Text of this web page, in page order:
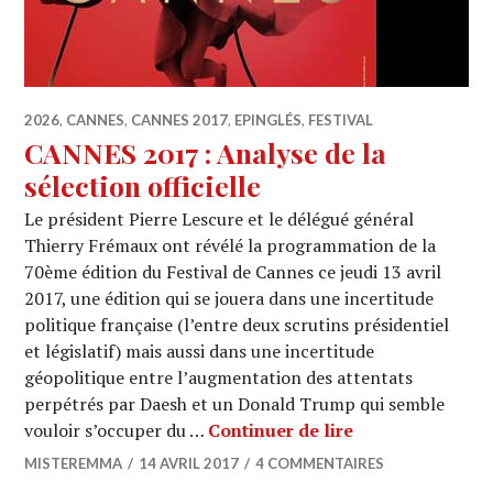
2026, CANNES, CANNES 2017, EPINGLÉS, FESTIVAL
CANNES 2017 : Analyse de la
sélection officielle
Le président Pierre Lescure et le délégué général
Thierry Frémaux ont révélé la programmation de la
70ème édition du Festival de Cannes ce jeudi 13 avril
2017, une édition qui se jouera dans une incertitude
politique française (l’entre deux scrutins présidentiel
et législatif) mais aussi dans une incertitude
géopolitique entre l’augmentation des attentats
perpétrés par Daesh et un Donald Trump qui semble
vouloir s’occuper du … Continuer de lireCANNES 2017
MISTEREMMA 14 AVRIL 2017 4 COMMENTAIRES